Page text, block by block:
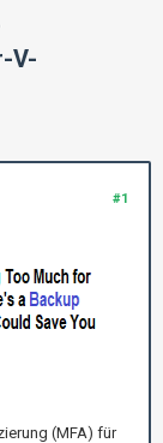
V-
#1
(MFA) für